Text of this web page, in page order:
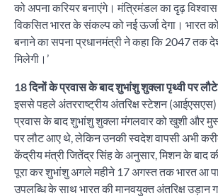
को अपना करियर बनाएंगे। मंत्रिमंडल का दृढ़
विकसित भारत के संकल्प को नई ऊर्जा देगा। भारत
बनाने का सपना प्रधानमंत्री ने कहा कि 2047 तक
मिलेगी।’
18 दिनों के प्रवास के बाद शुभांशु शुक्ला पृथ्वी पर लौटे
इससे पहले अंतरराष्ट्रीय अंतरिक्ष स्टेशन (आईएसएस)
प्रवास के बाद शुभांशु शुक्ला मंगलवार को खुशी और
पर लौट आए थे, लेकिन उनकी स्वदेश वापसी अभी
केंद्रीय मंत्री जितेंद्र सिंह के अनुसार, मिशन के बाद
पूरा कर शुभांशु अगले महीने 17 अगस्त तक भारत आ
उपलब्धि के साथ भारत की मानवयुक्त अंतरिक्ष उड़ान